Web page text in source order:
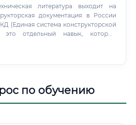
литература выходит на
документация в России
(Единая система конструкторской
отдельный навык, который
по обучению